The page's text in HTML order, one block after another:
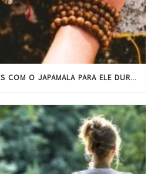
PRINCIPAIS CUIDADOS COM O JAPAMALA PARA ELE DURAR MAIS